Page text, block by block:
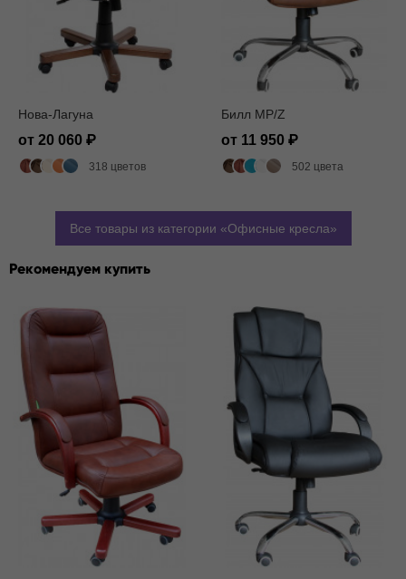
Нова-Лагуна
от 20 060
318 цветов
Билл MP/Z
от 11 950
502 цвета
Все товары из категории Офисные кресла
Рекомендуем купить